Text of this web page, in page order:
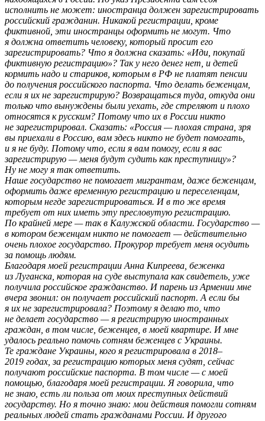
исполнить не может: иностранца должен зарегистрировать
российский гражданин. Никакой регистрации, кроме
фиктивной, эти иностранцы оформить не могут. Что
я должна ответить человеку, который просит его
зарегистрировать? Что я должна сказать: «Иди, покупай
фиктивную регистрацию»? Так у него денег нет, и детей
кормить надо и стариков, которым в РФ не платят пенсии
до получения российского паспорта. Что делать беженцам,
если я их не зарегистрирую? Возвращаться туда, откуда они
только что вынуждены были уехать, где стреляют и плохо
относятся к русским? Потому что их в России никто
не зарегистрировал. Сказать: «Россия — плохая страна, зря
вы приехали в Россию, вам здесь никто не будет помогать,
и я не буду. Потому что, если я вам помогу, если я вас
зарегистрирую — меня будут судить как преступницу»?
Ну не могу я так ответить.
Наше государство не помогает мигрантам, даже беженцам,
оформить даже временную регистрацию и переселенцам,
которым негде зарегистрироваться. И в то же время
требует от них иметь эту пресловутую регистрацию.
По крайней мере — так в Калужской области. Государство —
в котором беженцам никто не помогает — действительно
очень плохое государство. Прокурор требует меня осудить
за помощь людям.
Благодаря моей регистрации Анна Кипреева, беженка
из Луганска, которая на суде выступала как свидетель, уже
получила российское гражданство. И парень из Армении мне
вчера звонил: он получает российский паспорт. А если бы
я их не зарегистрировала? Поэтому я делаю то, что
не делает государство — я регистрирую иностранных
граждан, в том числе, беженцев, в моей квартире. И мне
удалось реально помочь сотням беженцев с Украины.
Те граждане Украины, кого я регистрировала в 2018–
2019 годах, за регистрацию которых меня судят, сейчас
получают российские паспорта. В том числе — с моей
помощью, благодаря моей регистрации. Я говорила, что
не знаю, есть ли польза от моих преступных действий
государству. Но я точно знаю: мои действия помогли сотням
реальных людей стать гражданами России. И другого